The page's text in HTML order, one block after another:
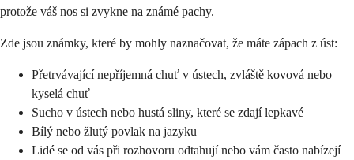
protože váš nos si zvykne na známé pachy.
Zde jsou známky, které by mohly naznačovat, že máte zápach z úst:
Přetrvávající nepříjemná chuť v ústech, zvláště kovová nebo
kyselá chuť
Sucho v ústech nebo hustá sliny, které se zdají lepkavé
Bílý nebo žlutý povlak na jazyku
Lidé se od vás při rozhovoru odtahují nebo vám často nabízejí